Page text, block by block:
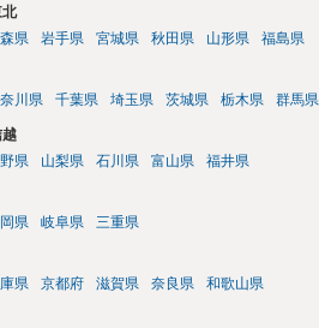
県 岩手県 宮城県 秋田県 山形県 福島県
川県 千葉県 埼玉県 茨城県 栃木県 群馬県
県 山梨県 石川県 富山県 福井県
県 岐阜県 三重県
県 京都府 滋賀県 奈良県 和歌山県